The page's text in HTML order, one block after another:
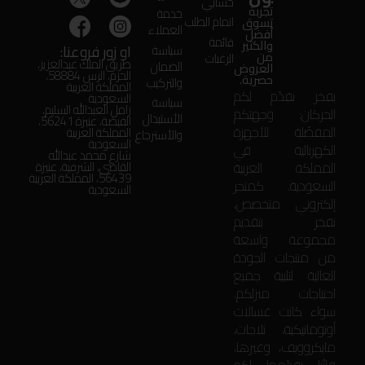
تجربة
تسوق
أفضل
والكثير
من
العروض
حصرية.
بفخر نقدّم لكم
الحركان: وجهتكم
المفضّلة للأجهزة
الكهربائية في
المملكة العربية
السعودية. كمتجر
إلكتروني متخصص،
نفخر بتقديم
مجموعة واسعة
من منتجات الجودة
العالية لتلبية جميع
احتياجات منزلكم.
سواء كانت غسالات
أوتوماتيكية، ثلاجات،
مايكروويف، وغيرها،
اتمام الطلب
قائمة
الرغبات
خدمة
العملاء
سياسة
الضمان
والتركيب
سياسة
الأستبدال
والأسترجاع
او زور فروعنا:
طريق الملك عبدالعزيز،
الحزم، الرس 58884،
المملكة العربية
السعودية
زامل العبدالله السليم،
الفيضة، عنيزة 56241،
المملكة العربية
السعودية
شارع محمد عبدالله
القاضي، الشرقية، عنيزة
56439، المملكة العربية
السعودية